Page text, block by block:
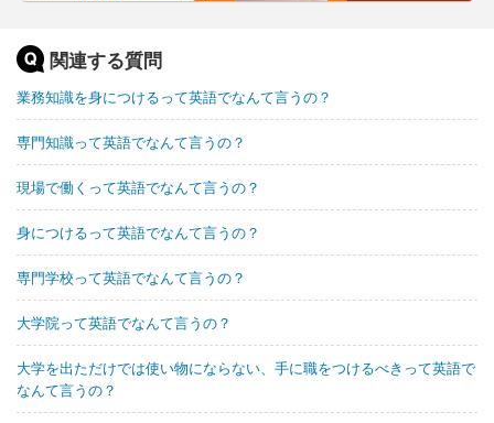
関連する質問
業務知識を身につけるって英語でなんて言うの？
専門知識って英語でなんて言うの？
現場で働くって英語でなんて言うの？
身につけるって英語でなんて言うの？
専門学校って英語でなんて言うの？
大学院って英語でなんて言うの？
大学を出ただけでは使い物にならない、手に職をつけるべきって英語で
なんて言うの？